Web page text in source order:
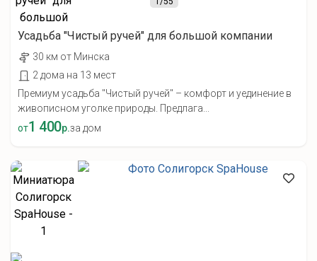
Усадьба "Чистый ручей" для большой компании
30 км от Минска
2 дома на 13 мест
Премиум усадьба "Чистый ручей" – комфорт и уединение в
живописном уголке природы. Предлага...
от1 400р.за дом